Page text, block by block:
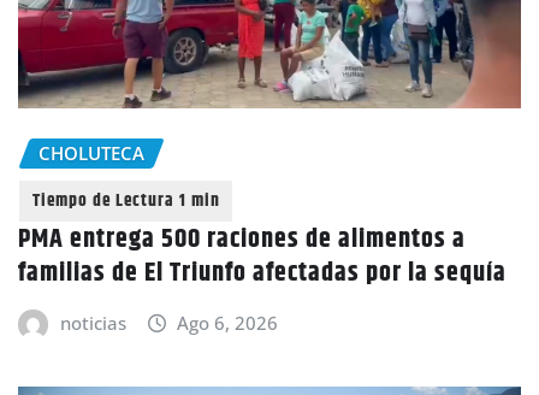
CHOLUTECA
PMA entrega 500 raciones de alimentos a
familias de El Triunfo afectadas por la sequía
noticias Ago 6, 2026